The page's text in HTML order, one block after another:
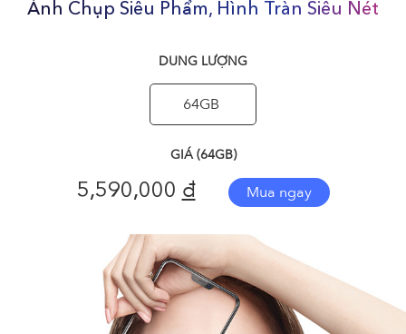
Ảnh Chụp Siêu Phẩm, Hình Tràn Siêu Nét
DUNG LƯỢNG
64GB
GIÁ (64GB)
5,590,000 đ Mua ngay